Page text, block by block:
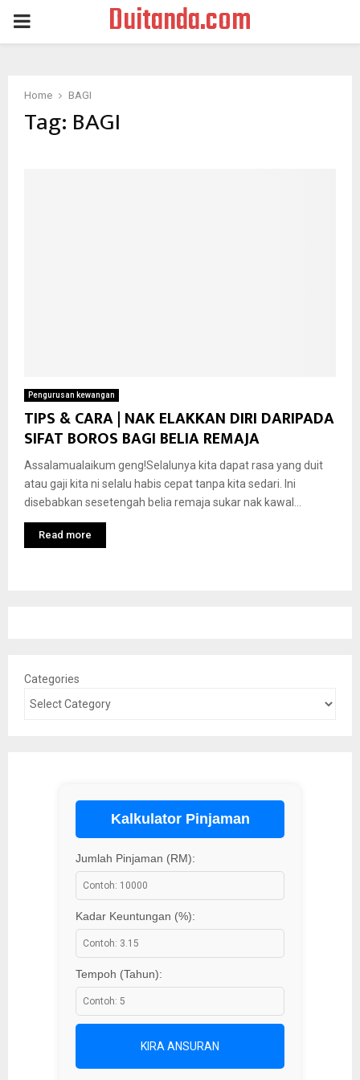
PRIMARY
Duitanda.com
Home BAGI
Tag: BAGI
Pengurusan kewangan
TIPS & CARA | NAK ELAKKAN DIRI DARIPADA
SIFAT BOROS BAGI BELIA REMAJA
Assalamualaikum geng!Selalunya kita dapat rasa yang duit
atau gaji kita ni selalu habis cepat tanpa kita sedari. Ini
disebabkan sesetengah belia remaja sukar nak kawal...
Read more
Categories
Kalkulator Pinjaman
Jumlah Pinjaman (RM):
Kadar Keuntungan (%):
Tempoh (Tahun):
KIRA ANSURAN